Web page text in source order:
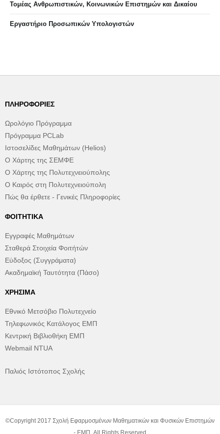
Τομέας Ανθρωπιστικών, Κοινωνικών Επιστημών και Δικαίου
Eργαστήριo Προσωπικών Υπολογιστών
ΠΛΗΡΟΦΟΡΊΕΣ
Ωρολόγιο Πρόγραμμα
Πρόγραμμα PCLab
Ιστοσελίδες Μαθημάτων (Helios)
Ο Χάρτης της ΣΕΜΦΕ
Ο Χάρτης της Πολυτεχνειούπολης
Ο Καιρός στη Πολυτεχνειούπολη
Πώς θα έρθετε - Γενικές Πληροφορίες
ΦΟΙΤΗΤΙΚΆ
Εγγραφές Μαθημάτων
Σταθερά Στοιχεία Φοιτήτών
Εύδοξος (Συγγράματα)
Ακαδημαϊκή Ταυτότητα (Πάσο)
ΧΡΉΣΙΜΑ
Εθνικό Μετσόβιο Πολυτεχνείο
Τηλεφωνικός Κατάλογος ΕΜΠ
Κεντρική Βιβλιοθήκη ΕΜΠ
Webmail NTUA
Παλιός Ιστότοπος Σχολής
©Copyright 2017 Σχολή Εφαρμοσμένων Μαθηματικών και Φυσικών Επιστημών
- ΕΜΠ. All Rights Reserved